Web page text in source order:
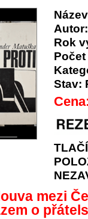
Autor:
Rok
Stav:
mezi
o